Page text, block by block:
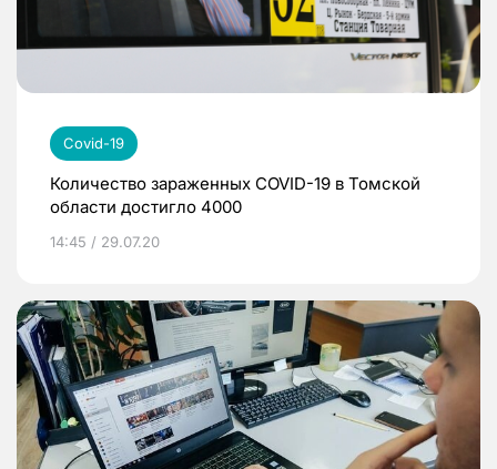
Covid-19
Количество зараженных COVID-19 в Томской
области достигло 4000
14:45 / 29.07.20